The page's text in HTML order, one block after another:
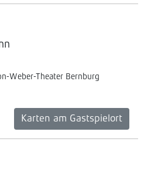
Weber-Theater Bernburg
Karten am Gastspielort